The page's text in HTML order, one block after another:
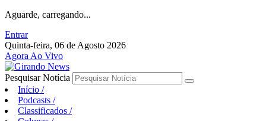
Aguarde, carregando...
Entrar
Quinta-feira, 06 de Agosto 2026
Agora Ao Vivo
Pesquisar Notícia
Início /
Podcasts /
Classificados /